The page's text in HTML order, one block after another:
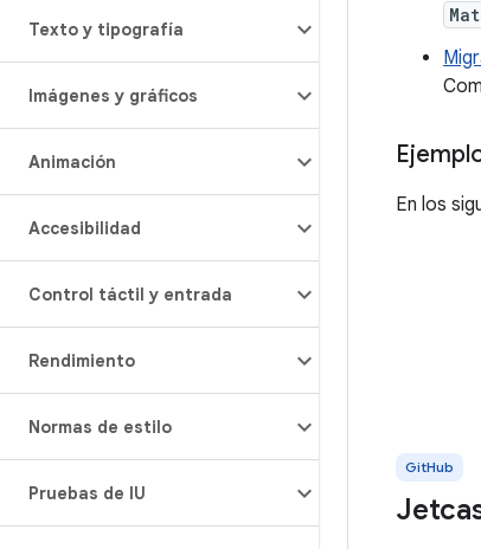
Texto y tipografía
Imágenes y gráficos
Animación
Accesibilidad
Control táctil y entrada
Rendimiento
Normas de estilo
Pruebas de IU
En los
GitHub